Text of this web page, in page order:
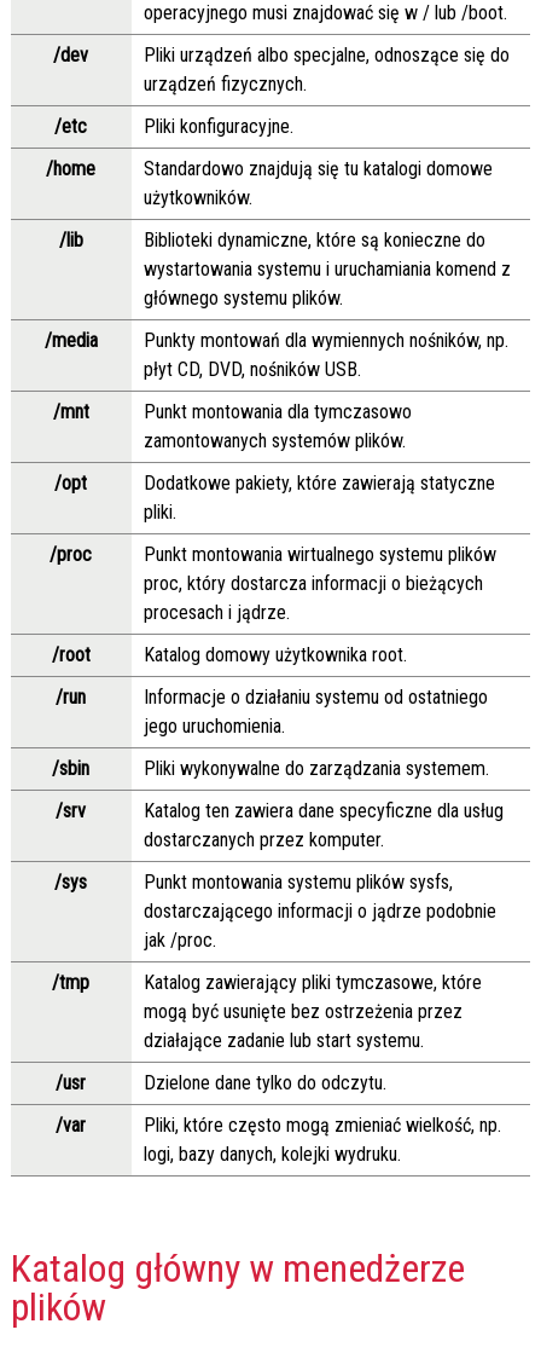
operacyjnego musi znajdować się w / lub /boot.
/dev
Pliki urządzeń albo specjalne, odnoszące się do
urządzeń fizycznych.
/etc
Pliki konfiguracyjne.
/home
Standardowo znajdują się tu katalogi domowe
użytkowników.
/lib
Biblioteki dynamiczne, które są konieczne do
wystartowania systemu i uruchamiania komend z
głównego systemu plików.
/media
Punkty montowań dla wymiennych nośników, np.
płyt CD, DVD, nośników USB.
/mnt
Punkt montowania dla tymczasowo
zamontowanych systemów plików.
/opt
Dodatkowe pakiety, które zawierają statyczne
pliki.
/proc
Punkt montowania wirtualnego systemu plików
proc, który dostarcza informacji o bieżących
procesach i jądrze.
/root
Katalog domowy użytkownika root.
/run
Informacje o działaniu systemu od ostatniego
jego uruchomienia.
/sbin
Pliki wykonywalne do zarządzania systemem.
/srv
Katalog ten zawiera dane specyficzne dla usług
dostarczanych przez komputer.
/sys
Punkt montowania systemu plików sysfs,
dostarczającego informacji o jądrze podobnie
jak /proc.
/tmp
Katalog zawierający pliki tymczasowe, które
mogą być usunięte bez ostrzeżenia przez
działające zadanie lub start systemu.
/usr
Dzielone dane tylko do odczytu.
/var
Pliki, które często mogą zmieniać wielkość, np.
logi, bazy danych, kolejki wydruku.
Katalog główny w menedżerze
plików